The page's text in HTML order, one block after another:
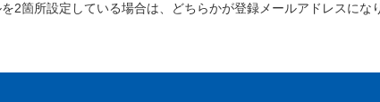
2箇所設定している場合は、どちらかが登録メールアドレスにな